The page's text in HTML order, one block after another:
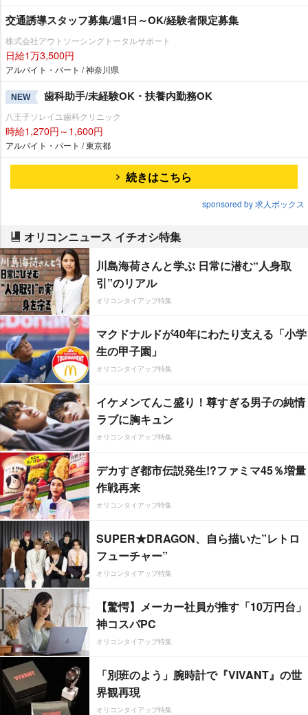
交通誘導スタッフ募集/週1日～OK/経験者限定募集
株式会社アウトソーシングトータルサポート
日給1万3,500円
アルバイト・パート / 神奈川県
NEW 歯科助手/未経験OK・扶養内勤務OK
八王子ソレイユ歯科クリニック
時給1,270円～1,600円
アルバイト・パート / 東京都
続きはこちら
sponsored by 求人ボックス
オリコンニュース イチオシ特集
川島海荷さんと学ぶ 日常に潜む“人身取
引”のリアル
オリコンタイアップ特集
マクドナルドが40年にわたり支える「小学
生の甲子園」
オリコンタイアップ特集
イケメンてんこ盛り！尊すぎる男子の純情
ラブに胸キュン
オリコンタイアップ特集
デカすぎ都市伝説発生!?ファミマ45％増量
作戦再来
オリコンタイアップ特集
SUPER★DRAGON、自ら描いた”レトロ
フューチャー”
オリコンタイアップ特集
【驚愕】メーカー社員が推す「10万円台」
神コスパPC
オリコンタイアップ特集
「別班のよう」腕時計で『VIVANT』の世
界観再現
オリコンタイアップ特集